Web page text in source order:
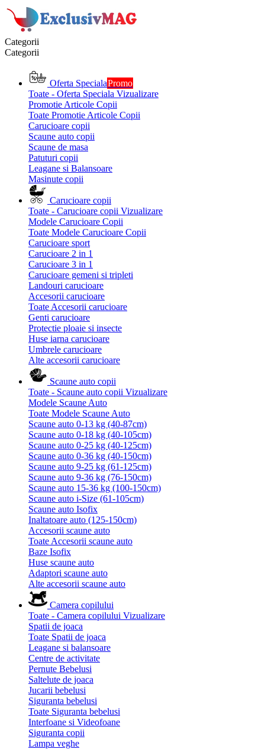
Categorii
Categorii
Oferta SpecialaPromo
Toate - Oferta Speciala Vizualizare
Promotie Articole Copii
Toate Promotie Articole Copii
Carucioare copii
Scaune auto copii
Scaune de masa
Patuturi copii
Leagane si Balansoare
Masinute copii
Carucioare copii
Toate - Carucioare copii Vizualizare
Modele Carucioare Copii
Toate Modele Carucioare Copii
Carucioare sport
Carucioare 2 in 1
Carucioare 3 in 1
Carucioare gemeni si tripleti
Landouri carucioare
Accesorii carucioare
Toate Accesorii carucioare
Genti carucioare
Protectie ploaie si insecte
Huse iarna carucioare
Umbrele carucioare
Alte accesorii carucioare
Scaune auto copii
Toate - Scaune auto copii Vizualizare
Modele Scaune Auto
Toate Modele Scaune Auto
Scaune auto 0-13 kg (40-87cm)
Scaune auto 0-18 kg (40-105cm)
Scaune auto 0-25 kg (40-125cm)
Scaune auto 0-36 kg (40-150cm)
Scaune auto 9-25 kg (61-125cm)
Scaune auto 9-36 kg (76-150cm)
Scaune auto 15-36 kg (100-150cm)
Scaune auto i-Size (61-105cm)
Scaune auto Isofix
Inaltatoare auto (125-150cm)
Accesorii scaune auto
Toate Accesorii scaune auto
Baze Isofix
Huse scaune auto
Adaptori scaune auto
Alte accesorii scaune auto
Camera copilului
Toate - Camera copilului Vizualizare
Spatii de joaca
Toate Spatii de joaca
Leagane si balansoare
Centre de activitate
Pernute Bebelusi
Saltelute de joaca
Jucarii bebelusi
Siguranta bebelusi
Toate Siguranta bebelusi
Interfoane si Videofoane
Siguranta copii
Lampa veghe